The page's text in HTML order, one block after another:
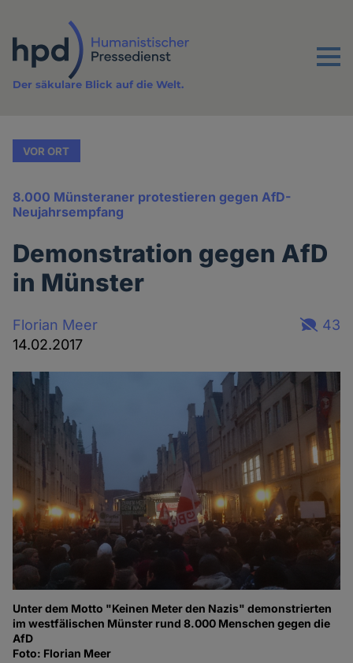
Inhalt
Menu
Der säkulare Blick auf die Welt.
VOR ORT
8.000 Münsteraner protestieren gegen AfD-
Neujahrsempfang
Demonstration gegen AfD
in Münster
Florian Meer
14.02.2017
43
Unter dem Motto "Keinen Meter den Nazis" demonstrierten
im westfälischen Münster rund 8.000 Menschen gegen die
AfD
Foto: Florian Meer